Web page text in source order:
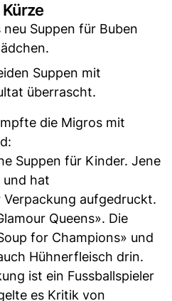
Suppen für Buben
Suppen mit
überrascht.
die Migros mit
Suppen für Kinder. Jene
hat
Verpackung aufgedruckt.
Queens». Die
for Champions» und
Hühnerfleisch drin.
ist ein Fussballspieler
es Kritik von